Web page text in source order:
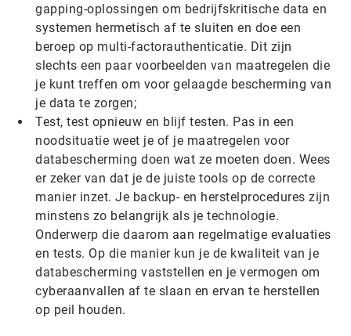
gapping-oplossingen om bedrijfskritische data en
systemen hermetisch af te sluiten en doe een
beroep op multi-factorauthenticatie. Dit zijn
slechts een paar voorbeelden van maatregelen die
je kunt treffen om voor gelaagde bescherming van
je data te zorgen;
Test, test opnieuw en blijf testen. Pas in een
noodsituatie weet je of je maatregelen voor
databescherming doen wat ze moeten doen. Wees
er zeker van dat je de juiste tools op de correcte
manier inzet. Je backup- en herstelprocedures zijn
minstens zo belangrijk als je technologie.
Onderwerp die daarom aan regelmatige evaluaties
en tests. Op die manier kun je de kwaliteit van je
databescherming vaststellen en je vermogen om
cyberaanvallen af te slaan en ervan te herstellen
op peil houden.